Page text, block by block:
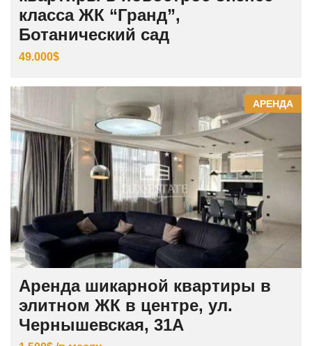
класса ЖК “Гранд”,
Ботанический сад
49.000$
АРЕНДА
Аренда шикарной квартиры в
элитном ЖК в центре, ул.
Чернышевская, 31А